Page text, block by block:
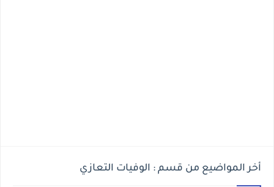
أخر المواضيع من قسم : الوفيات التعازي